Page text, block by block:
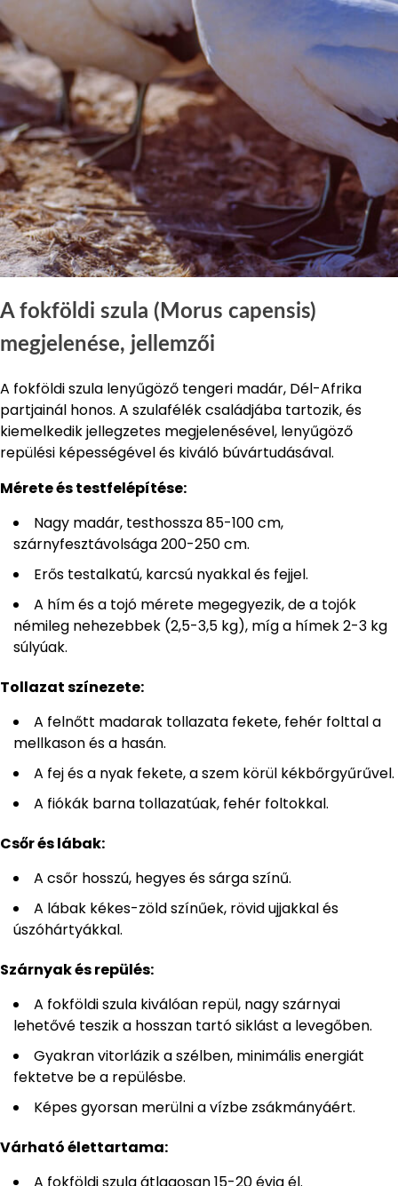
A fokföldi szula (Morus capensis)
megjelenése, jellemzői
A fokföldi szula lenyűgöző tengeri madár, Dél-Afrika
partjainál honos. A szulafélék családjába tartozik, és
kiemelkedik jellegzetes megjelenésével, lenyűgöző
repülési képességével és kiváló búvártudásával.
Mérete és testfelépítése:
Nagy madár, testhossza 85-100 cm,
szárnyfesztávolsága 200-250 cm.
Erős testalkatú, karcsú nyakkal és fejjel.
A hím és a tojó mérete megegyezik, de a tojók
némileg nehezebbek (2,5-3,5 kg), míg a hímek 2-3 kg
súlyúak.
Tollazat színezete:
A felnőtt madarak tollazata fekete, fehér folttal a
mellkason és a hasán.
A fej és a nyak fekete, a szem körül kékbőrgyűrűvel.
A fiókák barna tollazatúak, fehér foltokkal.
Csőr és lábak:
A csőr hosszú, hegyes és sárga színű.
A lábak kékes-zöld színűek, rövid ujjakkal és
úszóhártyákkal.
Szárnyak és repülés:
A fokföldi szula kiválóan repül, nagy szárnyai
lehetővé teszik a hosszan tartó siklást a levegőben.
Gyakran vitorlázik a szélben, minimális energiát
fektetve be a repülésbe.
Képes gyorsan merülni a vízbe zsákmányáért.
Várható élettartama: